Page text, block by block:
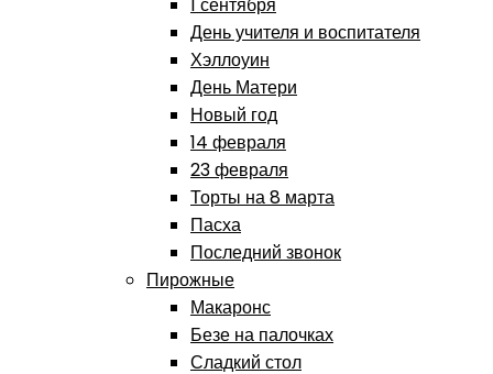
День учителя и воспитателя
Хэллоуин
День Матери
Новый год
14 февраля
23 февраля
Торты на 8 марта
Пасха
Последний звонок
Пирожные
Макаронс
Безе на палочках
Сладкий стол